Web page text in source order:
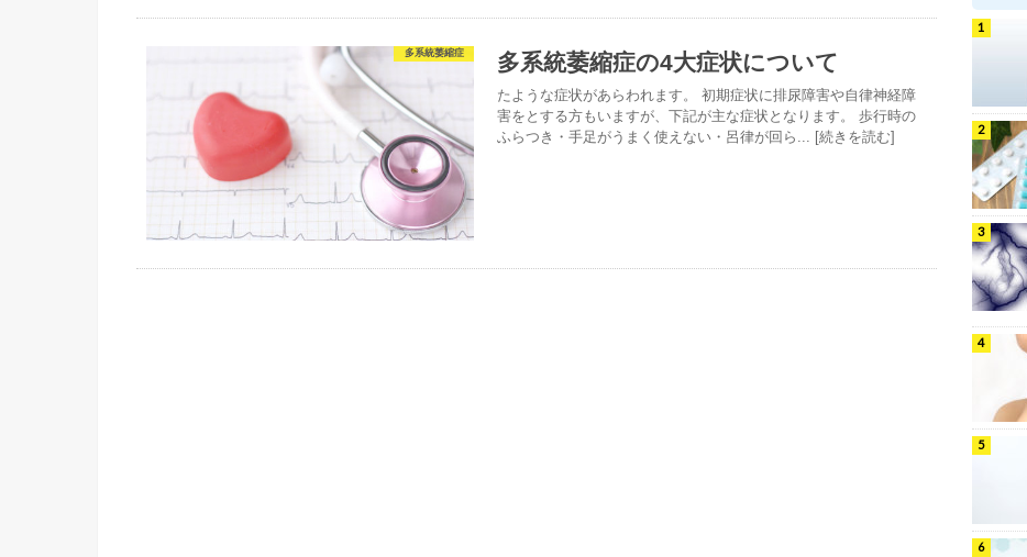
多系統萎縮症 多系統萎縮症の4大症状について
たような症状があらわれます。 初期症状に排尿障害や自律神経障
害をとする方もいますが、下記が主な症状となります。 歩行時の
ふらつき・手足がうまく使えない・呂律が回ら... [続きを読む]